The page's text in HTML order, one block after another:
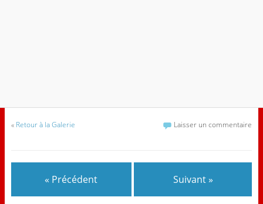
« Retour à la Galerie Laisser un commentaire
« Précédent Suivant »